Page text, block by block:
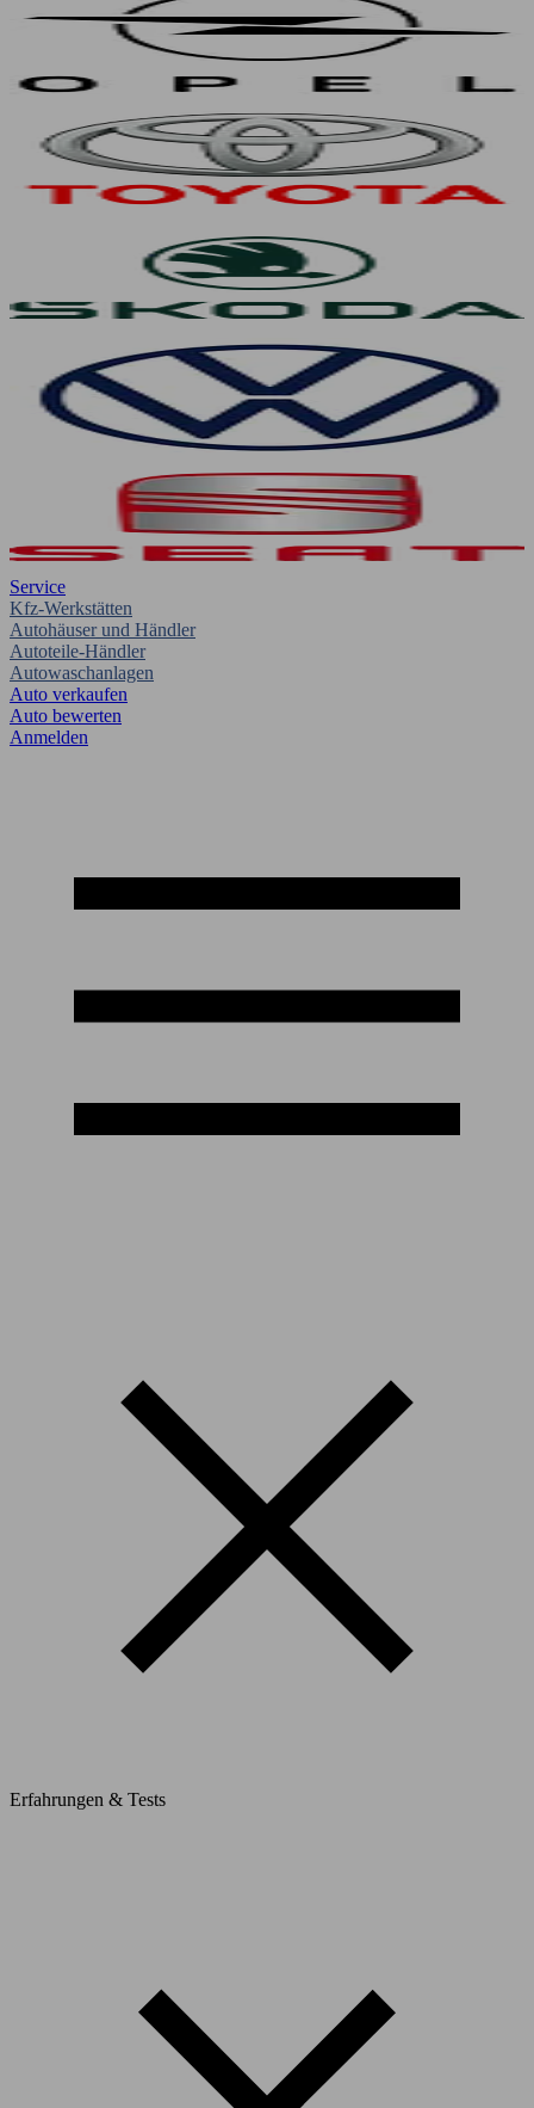
Service
Kfz-Werkstätten
Autohäuser und Händler
Autoteile-Händler
Autowaschanlagen
Auto verkaufen
Auto bewerten
Anmelden
Erfahrungen & Tests